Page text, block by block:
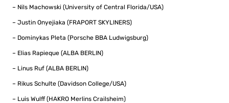
– Nils Machowski (University of Central Florida/USA)
– Justin Onyejiaka (FRAPORT SKYLINERS)
– Dominykas Pleta (Porsche BBA Ludwigsburg)
– Elias Rapieque (ALBA BERLIN)
– Linus Ruf (ALBA BERLIN)
– Rikus Schulte (Davidson College/USA)
– Luis Wulff (HAKRO Merlins Crailsheim)